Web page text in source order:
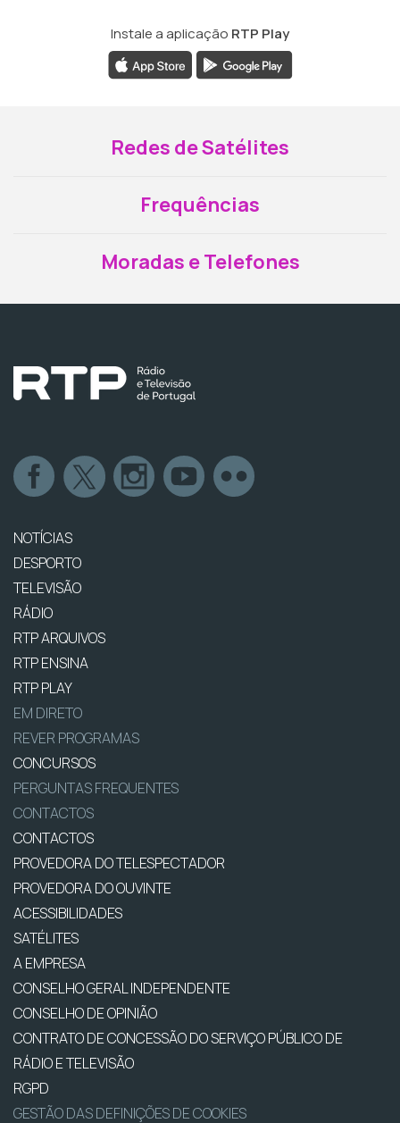
Instale a aplicação RTP Play
Redes de Satélites
Frequências
Moradas e Telefones
NOTÍCIAS
DESPORTO
TELEVISÃO
RÁDIO
RTP ARQUIVOS
RTP ENSINA
RTP PLAY
EM DIRETO
REVER PROGRAMAS
CONCURSOS
PERGUNTAS FREQUENTES
CONTACTOS
CONTACTOS
PROVEDORA DO TELESPECTADOR
PROVEDORA DO OUVINTE
ACESSIBILIDADES
SATÉLITES
A EMPRESA
CONSELHO GERAL INDEPENDENTE
CONSELHO DE OPINIÃO
CONTRATO DE CONCESSÃO DO SERVIÇO PÚBLICO DE
RÁDIO E TELEVISÃO
RGPD
GESTÃO DAS DEFINIÇÕES DE COOKIES